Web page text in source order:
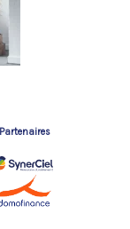
Partenaires